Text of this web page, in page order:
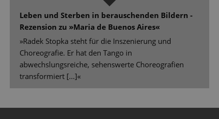
Leben und Sterben in berauschenden Bildern -
Rezension zu »Maria de Buenos Aires«
»Radek Stopka steht für die Inszenierung und
Choreografie. Er hat den Tango in
abwechslungsreiche, sehenswerte Choreografien
transformiert [...]«